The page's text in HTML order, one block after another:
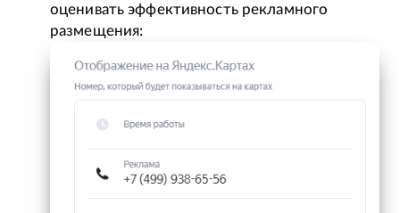
оценивать эффективность рекламного
размещения: